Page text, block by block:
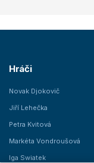
Hráči
Novak Djokovič
Jiří Lehečka
Petra Kvitová
Markéta Vondroušová
Iga Swiatek